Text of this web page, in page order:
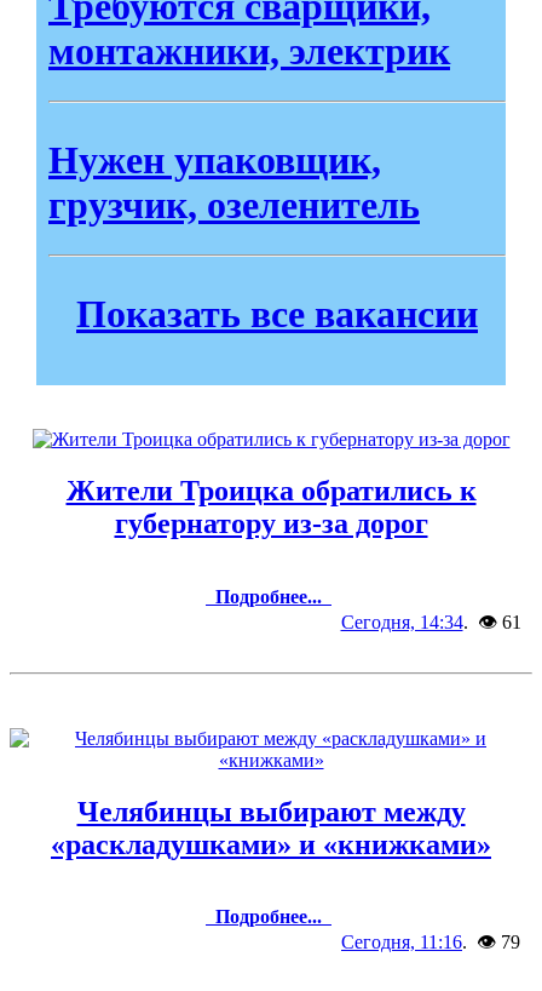
монтажники, электрик
Нужен упаковщик,
грузчик, озеленитель
Показать все вакансии
Жители Троицка обратились к
губернатору из-за дорог
Подробнее...
Сегодня, 14:34. 👁 61
Челябинцы выбирают между
«раскладушками» и «книжками»
Подробнее...
Сегодня, 11:16. 👁 79